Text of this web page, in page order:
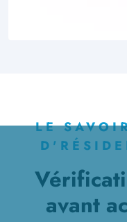
LE
avant